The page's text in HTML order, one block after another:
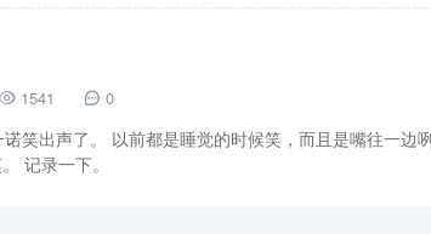
 1541  0
笑出声了。 以前都是睡觉的时候笑，而且是嘴往一边
记录一下。